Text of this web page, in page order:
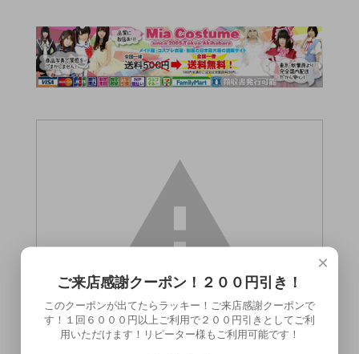
×
ご来店感謝クーポン！２００円引き！
このクーポンが出てたらラッキー！ご来店感謝クーポンで
す！１回６０００円以上ご利用で２００円引きとしてご利
用いただけます！リピーター様もご利用可能です！